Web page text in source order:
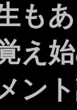
も
え
ン